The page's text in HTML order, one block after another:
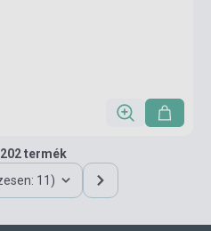
202 termék
11)